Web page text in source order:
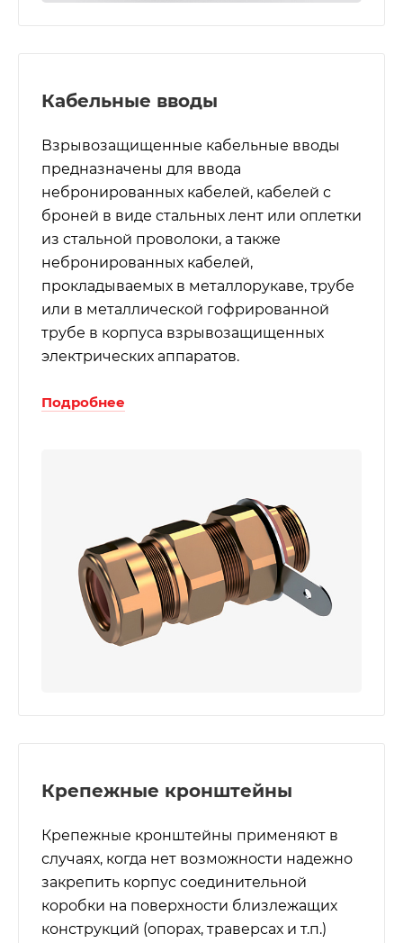
Кабельные вводы
Взрывозащищенные кабельные вводы
предназначены для ввода
небронированных кабелей, кабелей с
броней в виде стальных лент или оплетки
из стальной проволоки, а также
небронированных кабелей,
прокладываемых в металлорукаве, трубе
или в металлической гофрированной
трубе в корпуса взрывозащищенных
электрических аппаратов.
Подробнее
Крепежные кронштейны
Крепежные кронштейны применяют в
случаях, когда нет возможности надежно
закрепить корпус соединительной
коробки на поверхности близлежащих
конструкций (опорах, траверсах и т.п.)